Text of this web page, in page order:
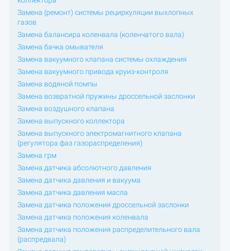
Замена (ремонт) системы рециркуляции выхлопных
газов
Замена балансира коленвала (коленчатого вала)
Замена бачка омывателя
Замена вакуумного клапана системы охлаждения
Замена вакуумного привода круиз-контроля
Замена водяной помпы
Замена возвратной пружины дроссельной заслонки
Замена воздушного клапана
Замена выпускного коллектора
Замена выпускного электромагнитного клапана
(регулятора фаз газораспределения)
Замена грм
Замена датчика абсолютного давления
Замена датчика давления и вакуума
Замена датчика давления масла
Замена датчика положения дроссельной заслонки
Замена датчика положения коленвала
Замена датчика положения распределительного вала
(распредвала)